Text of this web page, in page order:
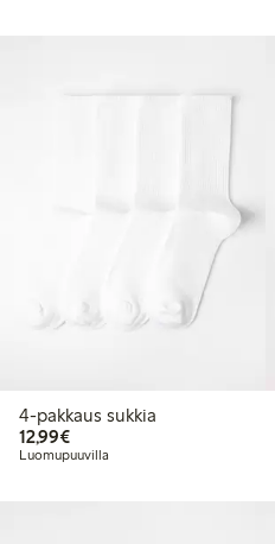
4-pakkaus sukkia
12,99€12,99 €
Luomupuuvilla